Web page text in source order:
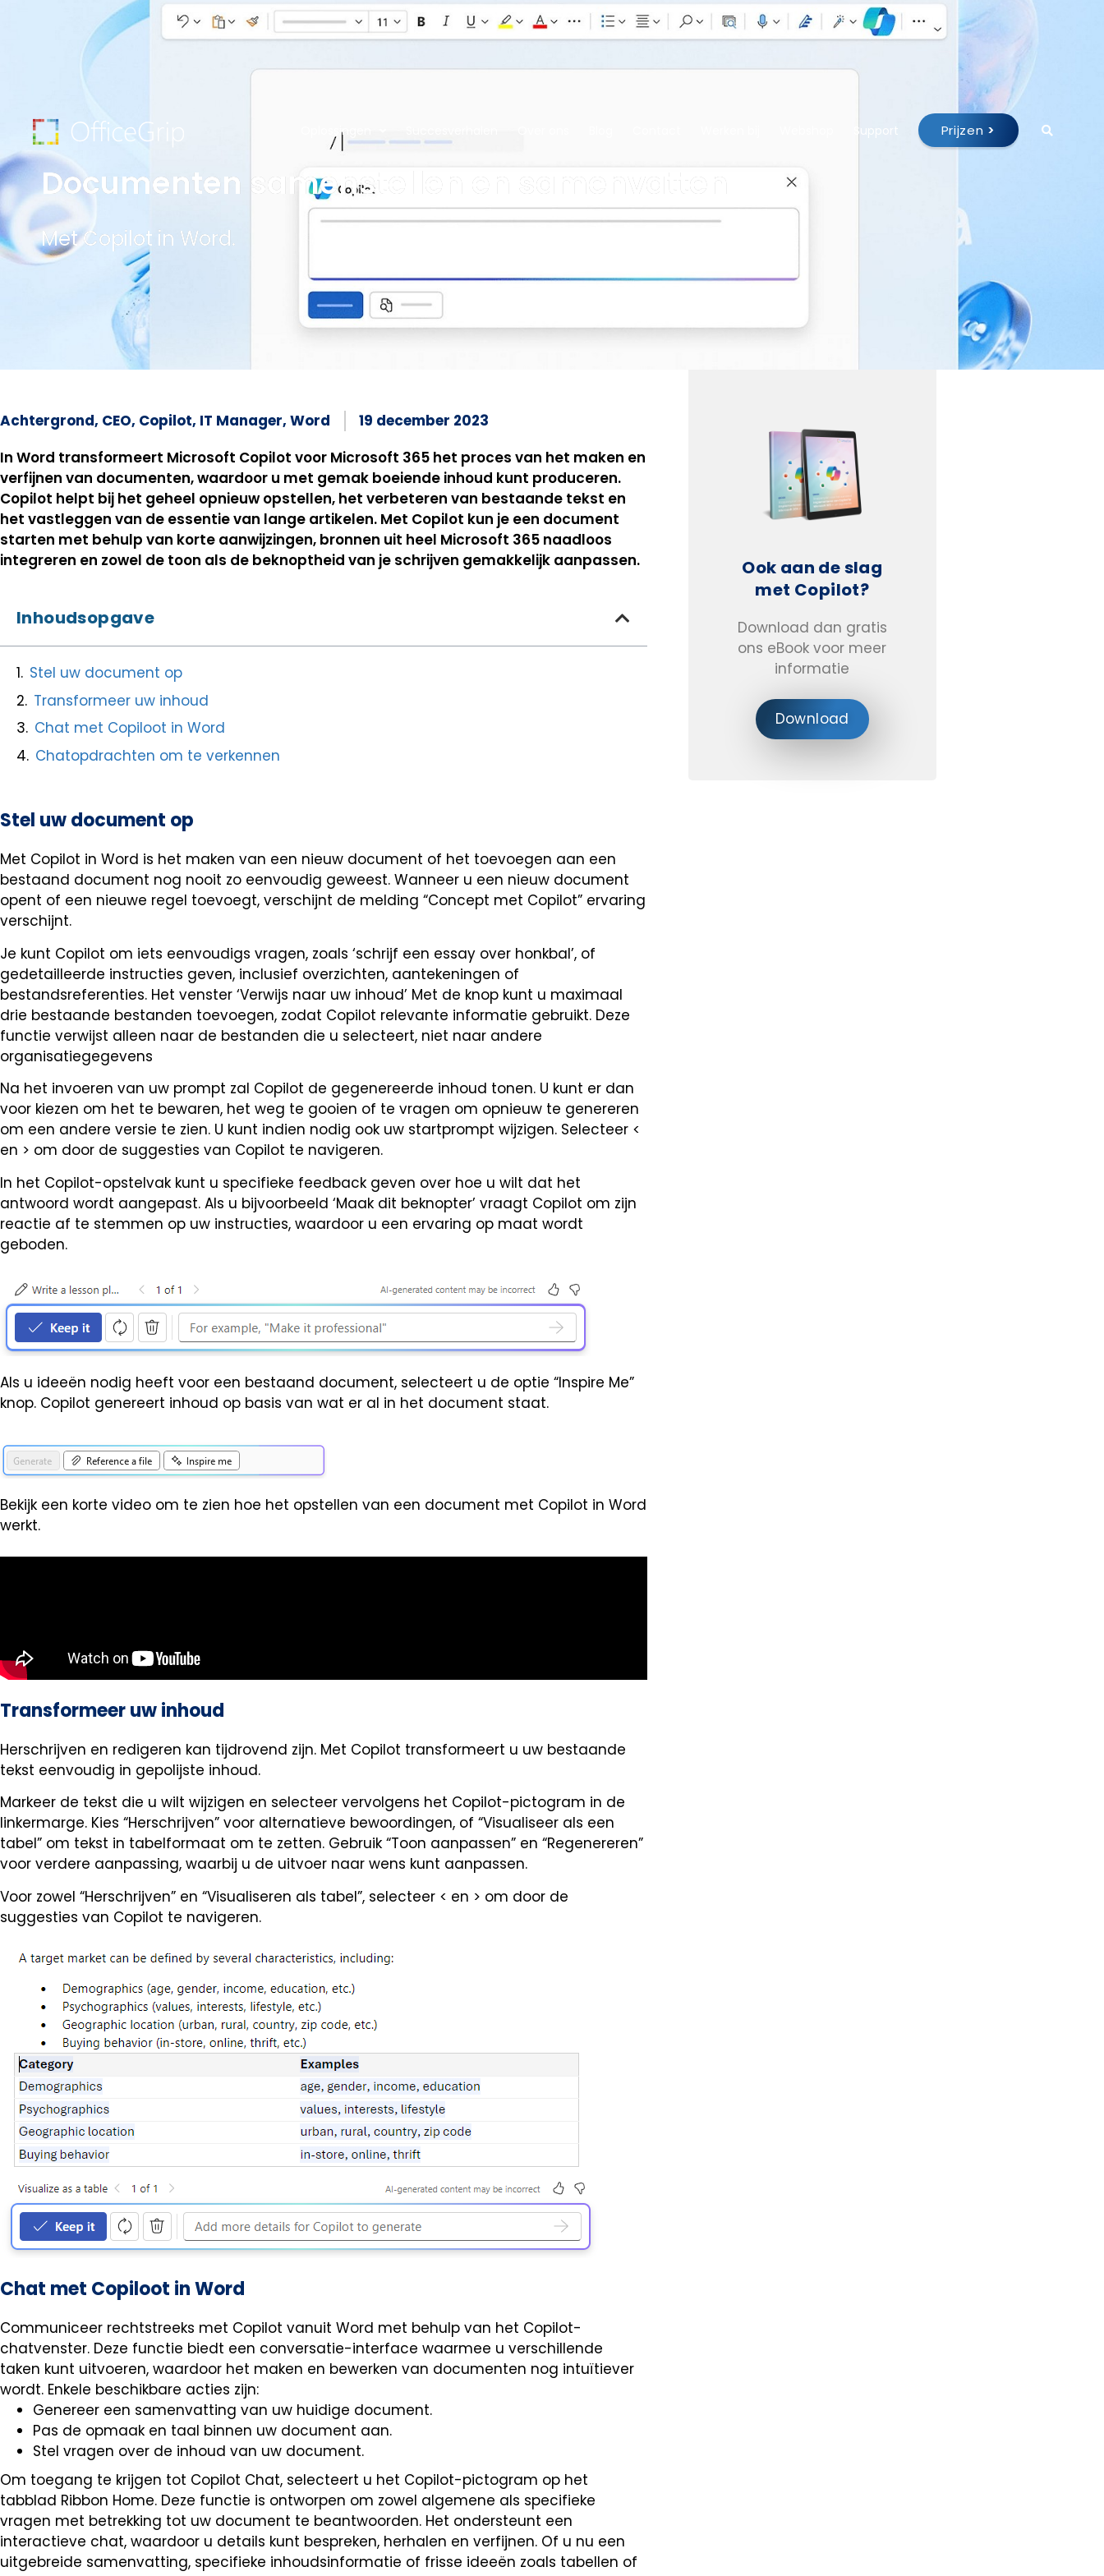
Oplossingen Support Prijzen >
Documenten samenstellen en samenvatten
Met Copilot in Word.
Achtergrond, CEO, Copilot, IT Manager, Word
19 december 2023
In Word transformeert Microsoft Copilot voor Microsoft 365 het proces van het maken en
verfijnen van documenten, waardoor u met gemak boeiende inhoud kunt produceren.
Copilot helpt bij het geheel opnieuw opstellen, het verbeteren van bestaande tekst en
het vastleggen van de essentie van lange artikelen. Met Copilot kun je een document
starten met behulp van korte aanwijzingen, bronnen uit heel Microsoft 365 naadloos
integreren en zowel de toon als de beknoptheid van je schrijven gemakkelijk aanpassen.
Inhoudsopgave
Stel uw document op
Transformeer uw inhoud
Chat met Copiloot in Word
Chatopdrachten om te verkennen
Stel uw document op
Met Copilot in Word is het maken van een nieuw document of het toevoegen aan een
bestaand document nog nooit zo eenvoudig geweest. Wanneer u een nieuw document
opent of een nieuwe regel toevoegt, verschijnt de melding “Concept met Copilot” ervaring
verschijnt.
Je kunt Copilot om iets eenvoudigs vragen, zoals ‘schrijf een essay over honkbal’, of
gedetailleerde instructies geven, inclusief overzichten, aantekeningen of
bestandsreferenties. Het venster ‘Verwijs naar uw inhoud’ Met de knop kunt u maximaal
drie bestaande bestanden toevoegen, zodat Copilot relevante informatie gebruikt. Deze
functie verwijst alleen naar de bestanden die u selecteert, niet naar andere
organisatiegegevens
Na het invoeren van uw prompt zal Copilot de gegenereerde inhoud tonen. U kunt er dan
voor kiezen om het te bewaren, het weg te gooien of te vragen om opnieuw te genereren
om een ​​andere versie te zien. U kunt indien nodig ook uw startprompt wijzigen. Selecteer <
en > om door de suggesties van Copilot te navigeren.
In het Copilot-opstelvak kunt u specifieke feedback geven over hoe u wilt dat het
antwoord wordt aangepast. Als u bijvoorbeeld ‘Maak dit beknopter’ vraagt ​​Copilot om zijn
reactie af te stemmen op uw instructies, waardoor u een ervaring op maat wordt
geboden.
Als u ideeën nodig heeft voor een bestaand document, selecteert u de optie “Inspire Me”
knop. Copilot genereert inhoud op basis van wat er al in het document staat.
Bekijk een korte video om te zien hoe het opstellen van een document met Copilot in Word
werkt.
Transformeer uw inhoud
Herschrijven en redigeren kan tijdrovend zijn. Met Copilot transformeert u uw bestaande
tekst eenvoudig in gepolijste inhoud.
Markeer de tekst die u wilt wijzigen en selecteer vervolgens het Copilot-pictogram in de
linkermarge. Kies “Herschrijven” voor alternatieve bewoordingen, of “Visualiseer als een
tabel” om tekst in tabelformaat om te zetten. Gebruik “Toon aanpassen” en “Regenereren”
voor verdere aanpassing, waarbij u de uitvoer naar wens kunt aanpassen.
Voor zowel “Herschrijven” en “Visualiseren als tabel”, selecteer < en > om door de
suggesties van Copilot te navigeren.
Chat met Copiloot in Word
Communiceer rechtstreeks met Copilot vanuit Word met behulp van het Copilot-
chatvenster. Deze functie biedt een conversatie-interface waarmee u verschillende
taken kunt uitvoeren, waardoor het maken en bewerken van documenten nog intuïtiever
wordt. Enkele beschikbare acties zijn:
Genereer een samenvatting van uw huidige document.
Pas de opmaak en taal binnen uw document aan.
Stel vragen over de inhoud van uw document.
Om toegang te krijgen tot Copilot Chat, selecteert u het Copilot-pictogram op het
tabblad Ribbon Home. Deze functie is ontworpen om zowel algemene als specifieke
vragen met betrekking tot uw document te beantwoorden. Het ondersteunt een
interactieve chat, waardoor u details kunt bespreken, herhalen en verfijnen. Of u nu een
uitgebreide samenvatting, specifieke inhoudsinformatie of frisse ideeën zoals tabellen of
Ook aan de slag
met Copilot?
Download dan gratis
ons eBook voor meer
informatie
Download